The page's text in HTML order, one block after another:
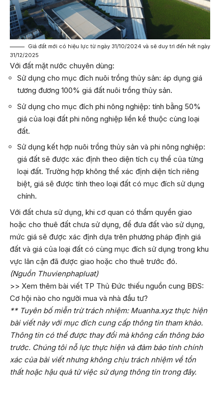
Giá đất mới có hiệu lực từ ngày 31/10/2024 và sẽ duy trì đến hết ngày
31/12/2025
Với đất mặt nước chuyên dùng:
Sử dụng cho mục đích nuôi trồng thủy sản: áp dụng giá
tương đương 100% giá đất nuôi trồng thủy sản.
Sử dụng cho mục đích phi nông nghiệp: tính bằng 50%
giá của loại đất phi nông nghiệp liền kề thuộc cùng loại
đất.
Sử dụng kết hợp nuôi trồng thủy sản và phi nông nghiệp:
giá đất sẽ được xác định theo diện tích cụ thể của từng
loại đất. Trường hợp không thể xác định diện tích riêng
biệt, giá sẽ được tính theo loại đất có mục đích sử dụng
chính.
Với đất chưa sử dụng, khi cơ quan có thẩm quyền giao
hoặc cho thuê đất chưa sử dụng, để đưa đất vào sử dụng,
mức giá sẽ được xác định dựa trên phương pháp định giá
đất và giá của loại đất có cùng mục đích sử dụng trong khu
vực lân cận đã được giao hoặc cho thuê trước đó.
(Nguồn Thuvienphapluat)
>> Xem thêm bài viết TP Thủ Đức thiếu nguồn cung BĐS:
Cơ hội nào cho người mua và nhà đầu tư?
** Tuyên bố miễn trừ trách nhiệm: Muanha.xyz thực hiện
bài viết này với mục đích cung cấp thông tin tham khảo.
Thông tin có thể được thay đổi mà không cần thông báo
trước. Chúng tôi nỗ lực thực hiện và đảm bảo tính chính
xác của bài viết nhưng không chịu trách nhiệm về tổn
thất hoặc hậu quả từ việc sử dụng thông tin trong đây.